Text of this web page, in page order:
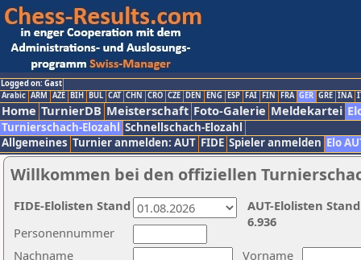
Logged on: Gast
Arabic ARM AZE BIH BUL CAT CHN CRO CZE DEN ENG ESP FAI FIN FRA GER GRE INA
Home TurnierDB Meisterschaft Foto-Galerie Meldekartei
Turnierschach-Elozahl Schnellschach-Elozahl
Allgemeines Turnier anmelden: AUT FIDE Spieler anmelden Elo
Willkommen bei den offiziellen
Nachname
Vorname
Personennummer
AUT-Elolisten
6.936
FIDE-Elolisten Stand